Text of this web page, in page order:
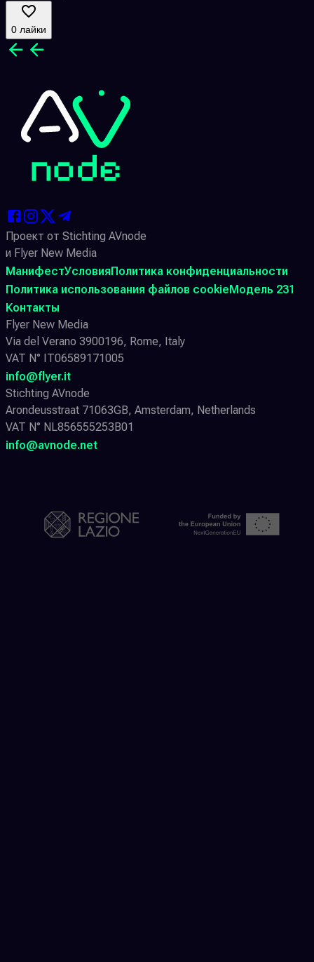
0 лайки
Проект от Stichting AVnode
и Flyer New Media
МанифестУсловия Политика конфиденциальности
Политика использования файлов cookie Модель 231
Контакты
Flyer New Media
Via del Verano 3900196, Rome, Italy
VAT N° IT06589171005
info@flyer.it
Stichting AVnode
Arondeusstraat 71063GB, Amsterdam, Netherlands
VAT N° NL856555253B01
info@avnode.net